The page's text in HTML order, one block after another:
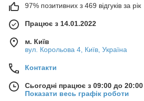
97% позитивних з 469 відгуків за рік
Працює з 14.01.2022
м. Київ
вул. Корольова 4, Київ, Україна
Контакти
Сьогодні працює з 09:00 до 20:00
Показати весь графік роботи